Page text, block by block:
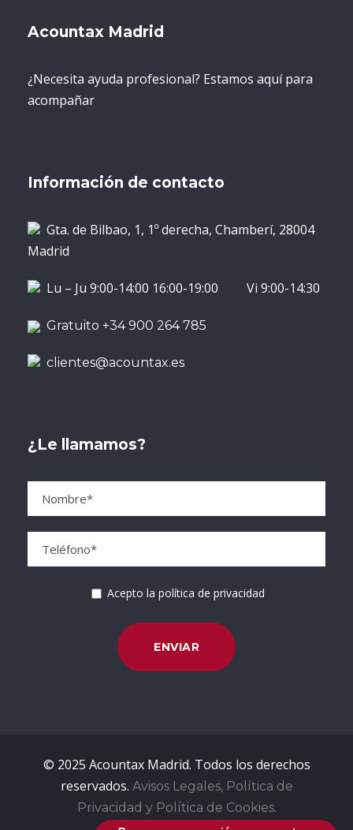
Acountax Madrid
¿Necesita ayuda profesional? Estamos aquí para
acompañar
Información de contacto
Gta. de Bilbao, 1, 1º derecha, Chamberí, 28004
Madrid
Lu – Ju 9:00-14:00 16:00-19:00 Vi 9:00-14:30
Gratuito +34 900 264 785
clientes@acountax.es
¿Le llamamos?
Acepto la política de privacidad
© 2025 Acountax Madrid. Todos los derechos
reservados. Avisos Legales, Política de
Privacidad y Política de Cookies.